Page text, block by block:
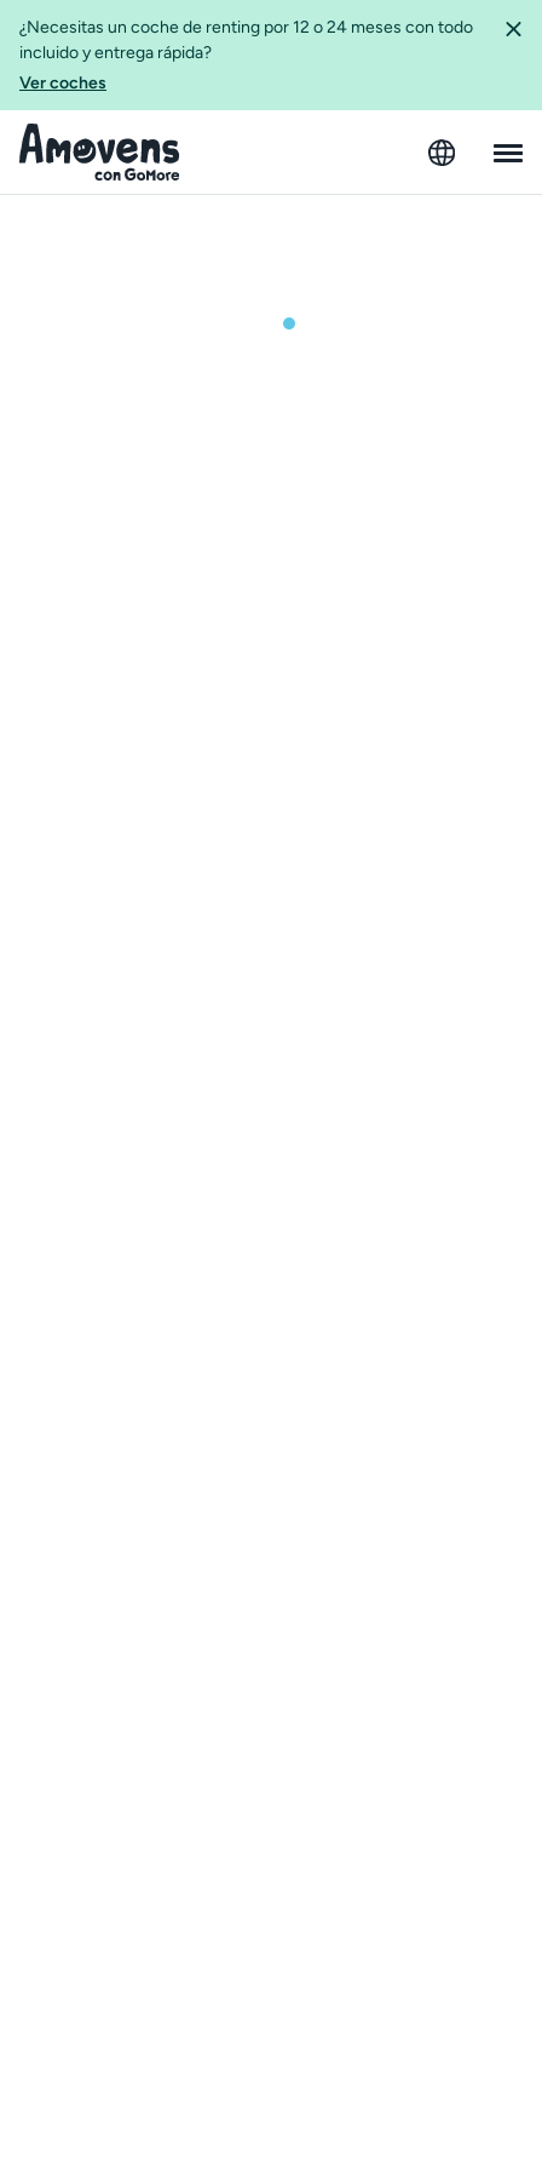
¿Necesitas un coche de renting por 12 o 24 meses con todo
incluido y entrega rápida?
Ver coches